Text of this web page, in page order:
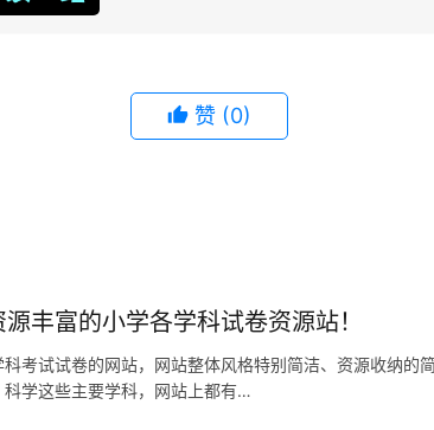
赞 (0)
丰富的小学各学科试卷资源站！
考试试卷的网站，网站整体风格特别简洁、资源收纳的
学这些主要学科，网站上都有…